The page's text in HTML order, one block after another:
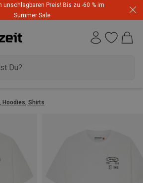
unschlagbaren Preis! Bis zu -60 % im
Summer Sale
Hoodies, Shirts